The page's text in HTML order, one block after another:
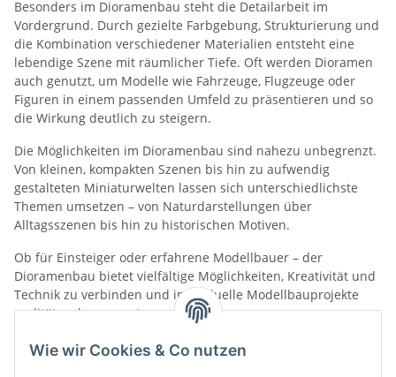
Wie wir Cookies & Co nutzen
Besonders im Dioramenbau steht die Detailarbeit im
Vordergrund. Durch gezielte Farbgebung, Strukturierung und
die Kombination verschiedener Materialien entsteht eine
lebendige Szene mit räumlicher Tiefe. Oft werden Dioramen
auch genutzt, um Modelle wie Fahrzeuge, Flugzeuge oder
Figuren in einem passenden Umfeld zu präsentieren und so
die Wirkung deutlich zu steigern.
Die Möglichkeiten im Dioramenbau sind nahezu unbegrenzt.
Von kleinen, kompakten Szenen bis hin zu aufwendig
gestalteten Miniaturwelten lassen sich unterschiedlichste
Themen umsetzen – von Naturdarstellungen über
Alltagsszenen bis hin zu historischen Motiven.
Ob für Einsteiger oder erfahrene Modellbauer – der
Dioramenbau bietet vielfältige Möglichkeiten, Kreativität und
Technik zu verbinden und individuelle Modellbauprojekte
realitätsnah umzusetzen.